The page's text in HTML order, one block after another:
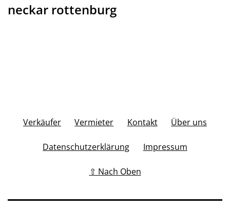
neckar rottenburg
Verkäufer Vermieter Kontakt Über uns
Datenschutzerklärung Impressum
⇧ Nach Oben